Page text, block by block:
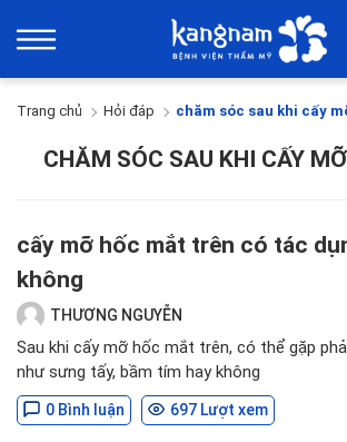
Trang chủ Hỏi đáp chăm sóc sau khi cấy
CHĂM SÓC SAU KHI CẤY
cấy mỡ hốc mắt trên có tác
không
THƯƠNG NGUYỄN
Sau khi cấy mỡ hốc mắt trên, có thể gặp
như sưng tấy, bầm tím hay không
0 Bình luận 697 Lượt xem